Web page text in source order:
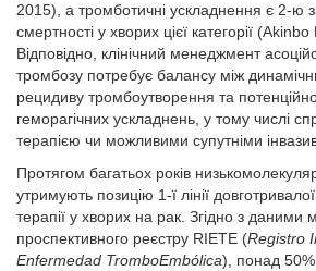
2015), а тромботичні ускладнення є 2-ю
смертності у хворих цієї категорії
Відповідно, клінічний менеджмент
тромбозу потребує балансу між
рецидиву тромбоутворення та
геморагічних ускладнень, у тому числі
терапією чи можливими супутніми
Протягом багатьох років
утримують позицію 1-ї лінії
терапії у хворих на рак. Згідно з даними
проспективного реєстру RIETE (Registro
Enfermedad TromboEmbólica), понад 50%